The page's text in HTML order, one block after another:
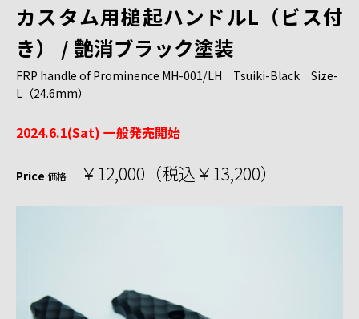
カスタム用槌起ハンドルL（ビス付
き） / 艶消ブラック塗装
FRP handle of Prominence MH-001/LH Tsuiki-Black Size-
L（24.6mm）
2024.6.1(Sat) 一般発売開始
Price 価格 ￥12,000（税込￥13,200）